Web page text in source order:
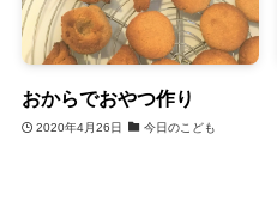
おからでおやつ作り
2020年4月26日 今日のこども